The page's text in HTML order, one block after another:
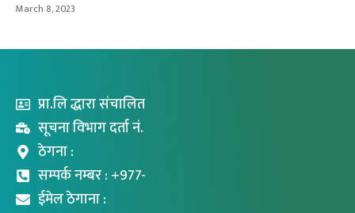
March 8, 2023
प्रा.लि द्धारा संचालित
सूचना विभाग दर्ता नं.
ठेगना :
सम्पर्क नम्बर : +977-
ईमेल ठेगाना :